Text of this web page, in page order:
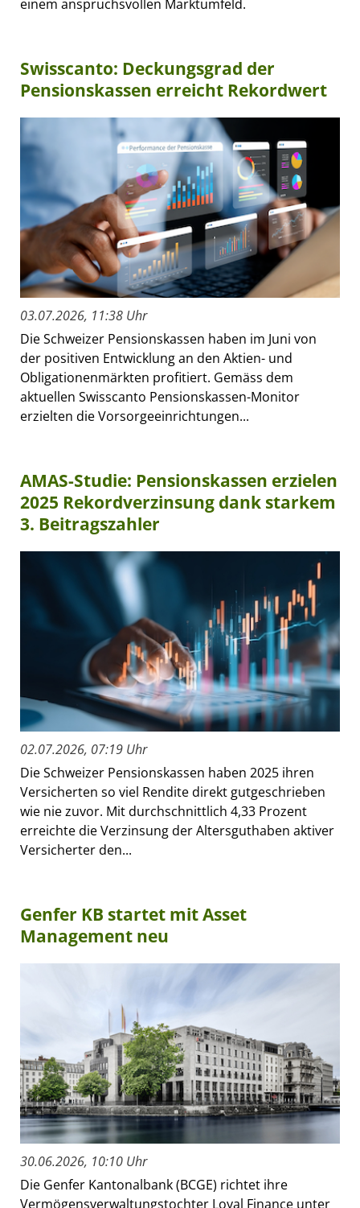
einem anspruchsvollen Marktumfeld.
Swisscanto: Deckungsgrad der
Pensionskassen erreicht Rekordwert
03.07.2026, 11:38 Uhr
Die Schweizer Pensionskassen haben im Juni von
der positiven Entwicklung an den Aktien- und
Obligationenmärkten profitiert. Gemäss dem
aktuellen Swisscanto Pensionskassen-Monitor
erzielten die Vorsorgeeinrichtungen...
AMAS-Studie: Pensionskassen erzielen
2025 Rekordverzinsung dank starkem
3. Beitragszahler
02.07.2026, 07:19 Uhr
Die Schweizer Pensionskassen haben 2025 ihren
Versicherten so viel Rendite direkt gutgeschrieben
wie nie zuvor. Mit durchschnittlich 4,33 Prozent
erreichte die Verzinsung der Altersguthaben aktiver
Versicherter den...
Genfer KB startet mit Asset
Management neu
30.06.2026, 10:10 Uhr
Die Genfer Kantonalbank (BCGE) richtet ihre
Vermögensverwaltungstochter Loyal Finance unter